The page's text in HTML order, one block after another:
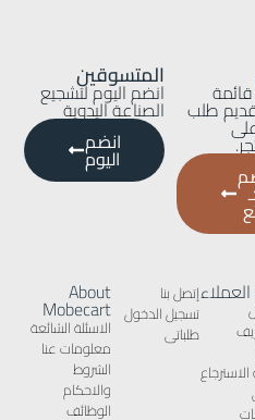
طلب
المتسوقين
انضم اليوم لتشجيع
الصناعة اليدوية
انضم
اليوم
إتصل بنا
تسجيل الدخول
طلباتى
About
Mobecart
الاسئلة الشائعة
معلومات عنا
الشروط
والاحكام
الوظائف